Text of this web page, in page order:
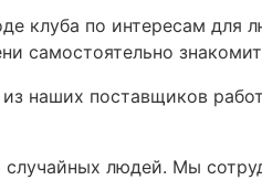
клуба по интересам для
самостоятельно
наших поставщиков
людей. Мы